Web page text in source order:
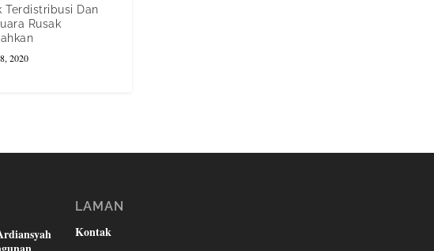
Terdistribusi Dan
Rusak
2020
LAMAN
Kontak